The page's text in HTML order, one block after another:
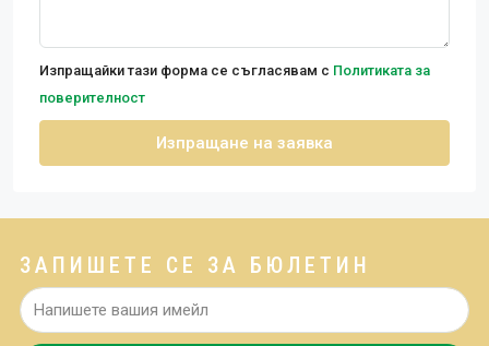
Изпращайки тази форма се съгласявам с Политиката за
поверителност
Изпращане на заявка
ЗАПИШЕТЕ СЕ ЗА БЮЛЕТИН